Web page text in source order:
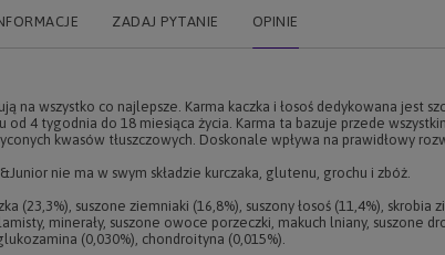
ZADAJ PYTANIE OPINIE
na wszystko co najlepsze. Karma kaczka i łosoś dedykowana jest
od 4 tygodnia do 18 miesiąca życia. Karma ta bazuje przede
kwasów tłuszczowych. Doskonale wpływa na prawidłowy
nie ma w swym składzie kurczaka, glutenu, grochu i zbóż.
(23,3%), suszone ziemniaki (16,8%), suszony łosoś (11,4%),
minerały, suszone owoce porzeczki, makuch lniany, suszone
(0,030%), chondroityna (0,015%).